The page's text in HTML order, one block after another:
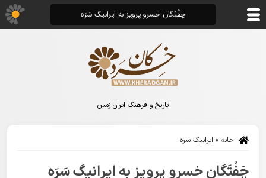
تاریخ و فرهنگ ایران زمین
خانه » ایرانیگ سره
چَفْتَگان خسرو پرویز به ایرانیگ سَرَه
چَفْتَگان خسرو پرویز به ایرانیگ سَرَه